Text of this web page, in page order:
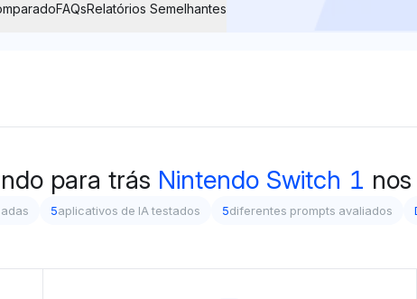
FAQsRelatórios Semelhantes
para trás Nintendo Switch 1
5aplicativos de IA testados 5diferentes prompts avaliados